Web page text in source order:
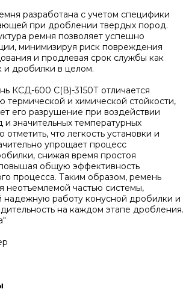
разработана с учетом специфики
при дроблении твердых пород.
ремня позволяет успешно
минимизируя риск повреждения
и продлевая срок службы как
и дробилки в целом.
КСД-600 С(В)-3150Т отличается
термической и химической стойкости,
его разрушение при воздействии
и значительных температурных
что легкость установки и
упрощает процесс
снижая время простоя
общую эффективность
процесса. Таким образом, ремень
неотъемлемой частью системы,
работу конусной дробилки и
на каждом этапе дробления.